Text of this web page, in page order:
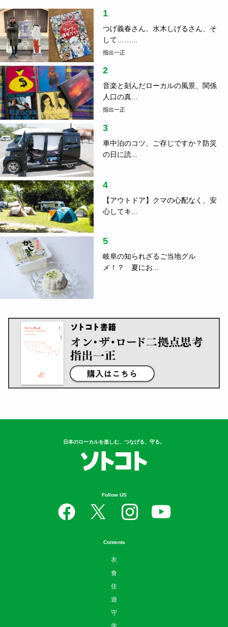
1
つげ義春さん、水木しげるさん、そ
して……...
指出一正
2
音楽と刻んだローカルの風景、関係
人口の真...
指出一正
3
車中泊のコツ、ご存じですか？防災
の日に読...
4
【アウトドア】クマの心配なく、安
心してキ...
5
岐阜の知られざるご当地グル
メ！？ 夏にお...
日本のローカルを楽しむ、つなげる、守る。
Follow US
Contents
衣
食
住
遊
守